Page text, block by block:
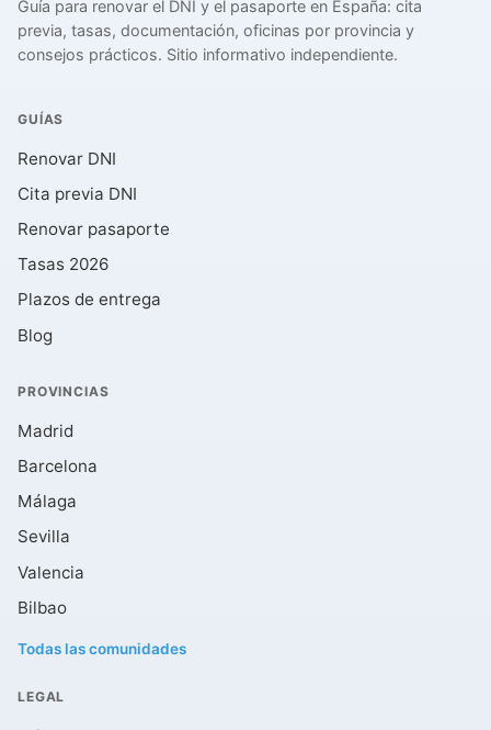
Guía para renovar el DNI y el pasaporte en España: cita
previa, tasas, documentación, oficinas por provincia y
consejos prácticos. Sitio informativo independiente.
GUÍAS
Renovar DNI
Cita previa DNI
Renovar pasaporte
Tasas 2026
Plazos de entrega
Blog
PROVINCIAS
Madrid
Barcelona
Málaga
Sevilla
Valencia
Bilbao
Todas las comunidades
LEGAL